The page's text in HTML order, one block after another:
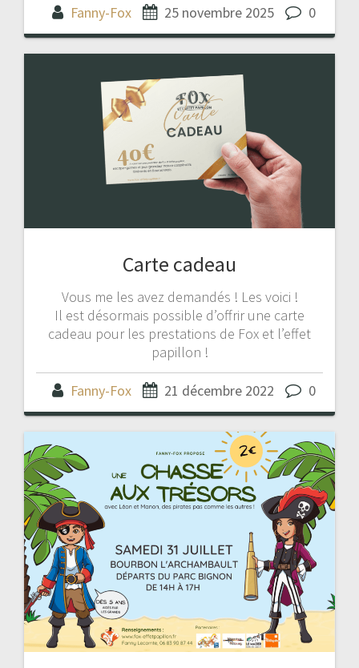
Fanny-Fox 25 novembre 2025 0
Carte cadeau
Vous me les avez demandés ! Les voici !
Il est désormais possible d’offrir une carte
cadeau pour les prestations de Fox et l’effet
papillon !
Fanny-Fox 21 décembre 2022 0